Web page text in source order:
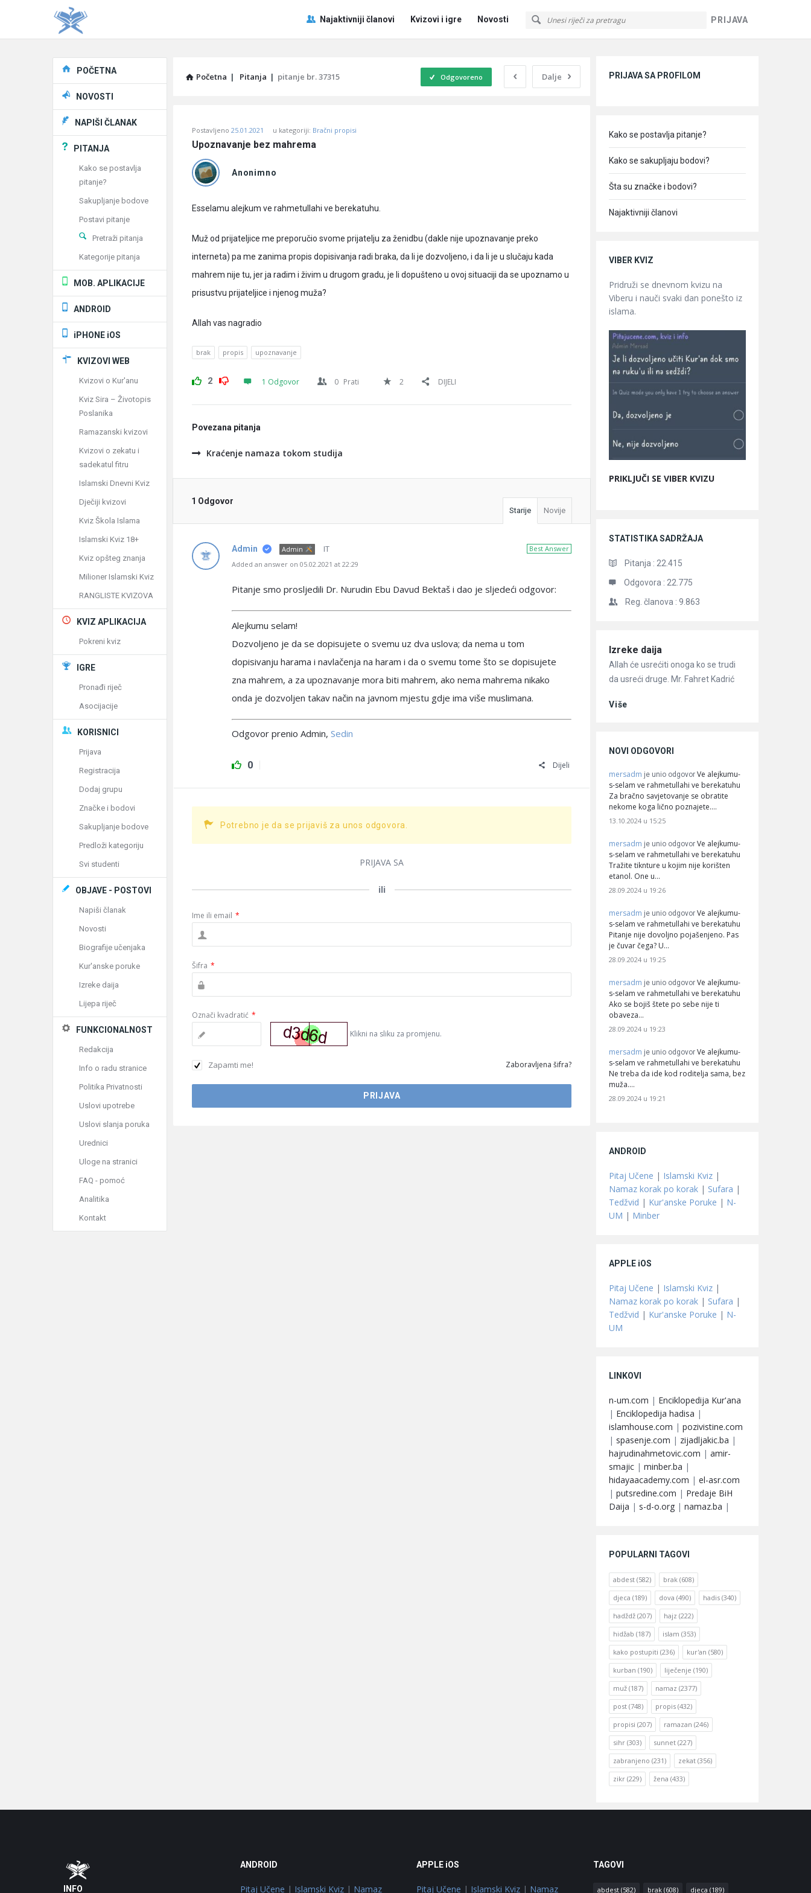
PRIJAVA
Pitaj
Učene
Navigacija
Najaktivniji članovi Kvizovi i igre Novosti
Početna | Pitanja | pitanje br. 37315 Dalje
Odgovoreno
Učene
Latest
Pitanja
Postavljeno 25.01.2021 u kategoriji: Bračni propisi
Upoznavanje bez mahrema
Anonimno
Esselamu alejkum ve rahmetullahi ve berekatuhu.
Muž od prijateljice me preporučio svome prijatelju za ženidbu (dakle nije upoznavanje preko
interneta) pa me zanima propis dopisivanja radi braka, da li je dozvoljeno, i da li je u slučaju kada
mahrem nije tu, jer ja radim i živim u drugom gradu, je li dopušteno u ovoj situaciji da se upoznamo u
prisustvu prijateljice i njenog muža?
Allah vas nagradio
brak propis upoznavanje
2 1 Odgovor 0 Prati 2 DIJELI
Povezana pitanja
Kraćenje namaza tokom studija
1 Odgovor
Starije Novije
Best Answer
Admin Admin IT
Added an answer on 05.02.2021 at 22:29
Pitanje smo prosljedili Dr. Nurudin Ebu Davud Bektaš i dao je sljedeći odgovor:
Alejkumu selam!
Dozvoljeno je da se dopisujete o svemu uz dva uslova; da nema u tom
dopisivanju harama i navlačenja na haram i da o svemu tome što se dopisujete
zna mahrem, a za upoznavanje mora biti mahrem, ako nema mahrema nikako
onda je dozvoljen takav način na javnom mjestu gdje ima više muslimana.
Odgovor prenio Admin, Sedin
0 Dijeli
Potrebno je da se prijaviš za unos odgovora.
PRIJAVA SA
ili
Ime ili email *
Šifra *
Označi kvadratić *
Klikni na sliku za promjenu.
Zapamti me! Zaboravljena šifra?
PRIJAVA SA PROFILOM
Kako se postavlja pitanje?
Kako se sakupljaju bodovi?
Šta su značke i bodovi?
Najaktivniji članovi
VIBER KVIZ
Pridruži se dnevnom kvizu na
Viberu i nauči svaki dan ponešto iz
islama.
PRIKLJUČI SE VIBER KVIZU
STATISTIKA SADRŽAJA
Pitanja : 22.415
Odgovora : 22.775
Reg. članova : 9.863
Članci
Izreke daija
Allah će usrećiti onoga ko se trudi
da usreći druge. Mr. Fahret Kadrić
Više
NOVI ODGOVORI
mersadm je unio odgovor Ve alejkumu-
s-selam ve rahmetullahi ve berekatuhu
Za bračno savjetovanje se obratite
nekome koga lično poznajete.…
13.10.2024 u 15:25
mersadm je unio odgovor Ve alejkumu-
s-selam ve rahmetullahi ve berekatuhu
Tražite tiknture u kojim nije korišten
etanol. One u…
28.09.2024 u 19:26
mersadm je unio odgovor Ve alejkumu-
s-selam ve rahmetullahi ve berekatuhu
Pitanje nije dovoljno pojašenjeno. Pas
je čuvar čega? U…
28.09.2024 u 19:25
mersadm je unio odgovor Ve alejkumu-
s-selam ve rahmetullahi ve berekatuhu
Ako se bojiš štete po sebe nije ti
obaveza…
28.09.2024 u 19:23
mersadm je unio odgovor Ve alejkumu-
s-selam ve rahmetullahi ve berekatuhu
Ne treba da ide kod roditelja sama, bez
muža.…
28.09.2024 u 19:21
ANDROID
Pitaj Učene | Islamski Kviz |
Namaz korak po korak | Sufara |
Tedžvid | Kur'anske Poruke | N-
UM | Minber
APPLE iOS
Pitaj Učene | Islamski Kviz |
Namaz korak po korak | Sufara |
Tedžvid | Kur'anske Poruke | N-
UM
LINKOVI
n-um.com | Enciklopedija Kur'ana
| Enciklopedija hadisa |
islamhouse.com | pozivistine.com
| spasenje.com | zijadljakic.ba |
hajrudinahmetovic.com | amir-
smajic | minber.ba |
hidayaacademy.com | el-asr.com
| putsredine.com | Predaje BiH
Daija | s-d-o.org | namaz.ba |
POPULARNI TAGOVI
abdest (582) brak (608)
djeca (189) dova (490) hadis (340)
hadždž (207) hajz (222)
hidžab (187) islam (353)
kako postupiti (236) kur'an (580)
kurban (190) liječenje (190)
muž (187) namaz (2377)
post (748) propis (432)
propisi (207) ramazan (246)
sihr (303) sunnet (227)
zabranjeno (231) zekat (356)
zikr (229) žena (433)
Explore
POČETNA
NOVOSTI
NAPIŠI ČLANAK
PITANJA
Kako se postavlja
pitanje?
Sakupljanje bodove
Postavi pitanje
Pretraži pitanja
Kategorije pitanja
MOB. APLIKACIJE
ANDROID
iPHONE iOS
KVIZOVI WEB
Kvizovi o Kur'anu
Kviz Sira – Životopis
Poslanika
Ramazanski kvizovi
Kvizovi o zekatu i
sadekatul fitru
Islamski Dnevni Kviz
Dječiji kvizovi
Kviz Škola Islama
Islamski Kviz 18+
Kviz opšteg znanja
Milioner Islamski Kviz
RANGLISTE KVIZOVA
KVIZ APLIKACIJA
Pokreni kviz
IGRE
Pronađi riječ
Asocijacije
KORISNICI
Prijava
Registracija
Dodaj grupu
Značke i bodovi
Sakupljanje bodove
Predloži kategoriju
Svi studenti
OBJAVE - POSTOVI
Napiši članak
Novosti
Biografije učenjaka
Kur'anske poruke
Izreke daija
Lijepa riječ
FUNKCIONALNOST
Redakcija
Info o radu stranice
Politika Privatnosti
Uslovi upotrebe
Uslovi slanja poruka
Urednici
Uloge na stranici
FAQ - pomoć
Analitika
Kontakt
Footer
INFO
ANDROID
Pitaj Učene | Islamski Kviz| Namaz
APPLE iOS
Pitaj Učene | Islamski Kviz | Namaz
TAGOVI
abdest(582) brak(608) djeca (189)